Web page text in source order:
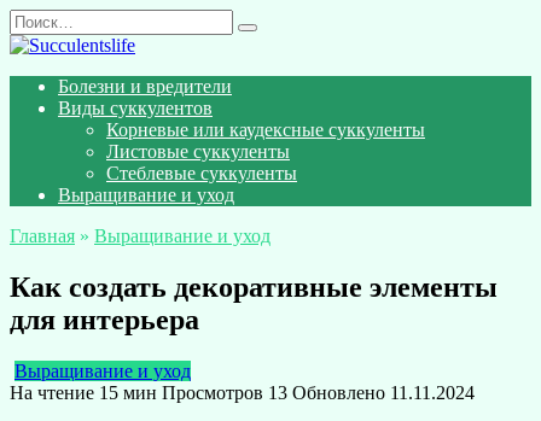
Перейти
к
Search
for:
Болезни и вредители
Виды суккулентов
Корневые или каудексные суккуленты
Листовые суккуленты
Стеблевые суккуленты
Выращивание и уход
Главная » Выращивание и уход
Как создать декоративные элементы
для интерьера
Выращивание и уход
На чтение 15 мин Просмотров 13 Обновлено 11.11.2024